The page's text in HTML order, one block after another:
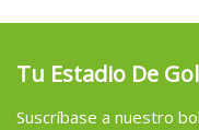
Tu Estadio De
Suscríbase a nuestro